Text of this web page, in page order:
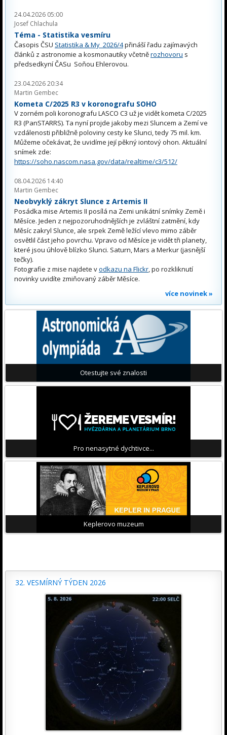
24.04.2026 05:00
Josef Chlachula
Téma - Statistika vesmíru
Časopis ČSU Statistika & My 2026/4přináší řadu zajímavých
článků z astronomie a kosmonautiky včetněrozhovoru s
předsedkyní ČASu Soňou Ehlerovou.
23.04.2026 20:34
Martin Gembec
Kometa C/2025 R3 v koronografu SOHO
V zorném poli koronografu LASCO C3 už je vidět kometa C/2025
R3 (PanSTARRS). Ta nyní projde jakoby mezi Sluncem a Zemí ve
vzdálenosti přibližně poloviny cesty ke Slunci, tedy 75 mil. km.
Můžeme očekávat, že uvidíme její pěkný iontový ohon. Aktuální
snímek zde:
https://soho.nascom.nasa.gov/data/realtime/c3/512/
08.04.2026 14:40
Martin Gembec
Neobvyklý zákryt Slunce z Artemis II
Posádka mise Artemis II posílá na Zemi unikátní snímky Země i
Měsíce. Jeden z nejpozoruhodnějších je zvláštní zatmění, kdy
Měsíc zakryl Slunce, ale srpek Země ležící vlevo mimo záběr
osvětlil část jeho povrchu. Vpravo od Měsíce je vidět tři planety,
které jsou úhlově blízko Slunci. Saturn, Mars a Merkur (jasnější
tečky).
Fotografie z mise najdete vodkazu na Flickr, po rozkliknutí
novinky uvidíte zmiňovaný záběr Měsíce.
více novinek »
Otestujte své znalosti
Pro nenasytné dychtivce...
Keplerovo muzeum
32. VESMÍRNÝ TÝDEN 2026